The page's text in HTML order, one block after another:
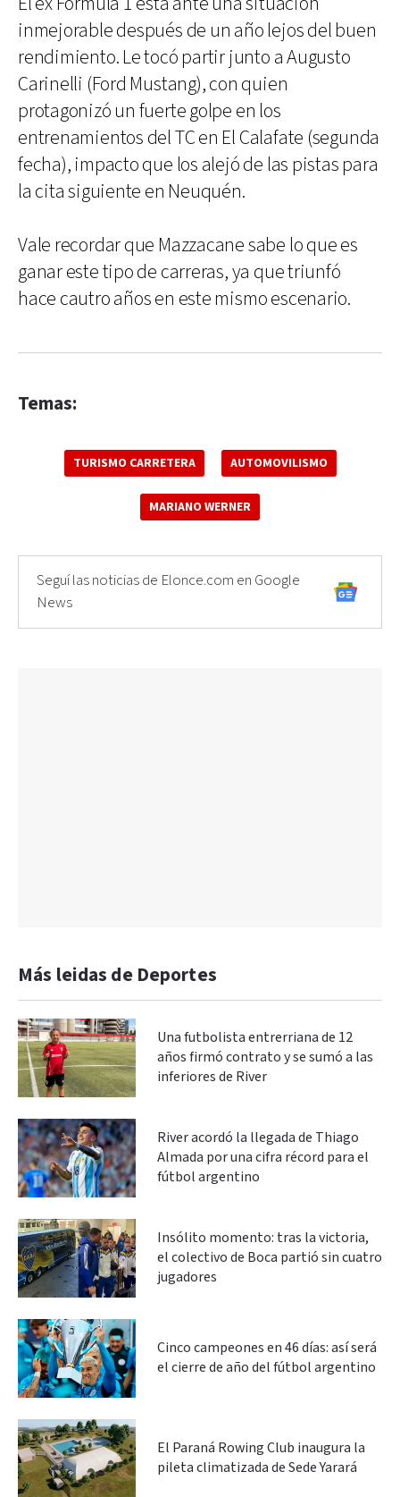
inmejorable después de un año lejos del buen
rendimiento. Le tocó partir junto a Augusto
Carinelli (Ford Mustang), con quien
protagonizó un fuerte golpe en los
entrenamientos del TC en El Calafate (segunda
fecha), impacto que los alejó de las pistas para
la cita siguiente en Neuquén.
Vale recordar que Mazzacane sabe lo que es
ganar este tipo de carreras, ya que triunfó
hace cautro años en este mismo escenario.
Temas:
TURISMO CARRETERA AUTOMOVILISMO
MARIANO WERNER
Seguí las noticias de Elonce.com en Google
News
Más leidas de Deportes
Una futbolista entrerriana de 12
años firmó contrato y se sumó a las
inferiores de River
River acordó la llegada de Thiago
Almada por una cifra récord para el
fútbol argentino
Insólito momento: tras la victoria,
el colectivo de Boca partió sin cuatro
jugadores
Cinco campeones en 46 días: así será
el cierre de año del fútbol argentino
El Paraná Rowing Club inaugura la
pileta climatizada de Sede Yarará